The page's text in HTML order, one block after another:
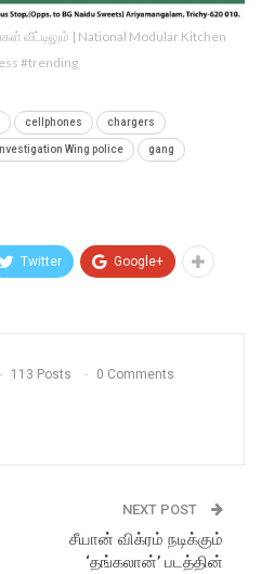
வீட்டிலும் | National Modular Kitchen
#trending
cellphones chargers
Wing police gang
Twitter Google+
113 Posts 0 Comments
NEXT POST
சீயான் விக்ரம் நடிக்கும்
‘தங்கலான்’ படத்தின்